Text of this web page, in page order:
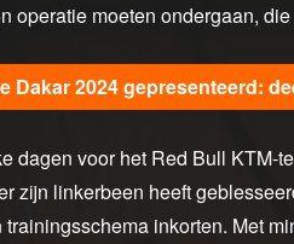
operatie moeten ondergaan,
Dakar 2024 gepresenteerd:
dagen voor het Red Bull KTM-
zijn linkerbeen heeft
trainingsschema inkorten. Met